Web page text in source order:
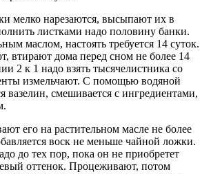
мелко нарезаются, высыпают их в
листками надо половину банки.
маслом, настоять требуется 14 суток.
втирают дома перед сном не более 14
2 к 1 надо взять тысячелистника со
измельчают. С помощью водяной
вазелин, смешивается с ингредиентами,
его на растительном масле не более
воск не меньше чайной ложки.
до тех пор, пока он не приобретет
оттенок. Процеживают, потом